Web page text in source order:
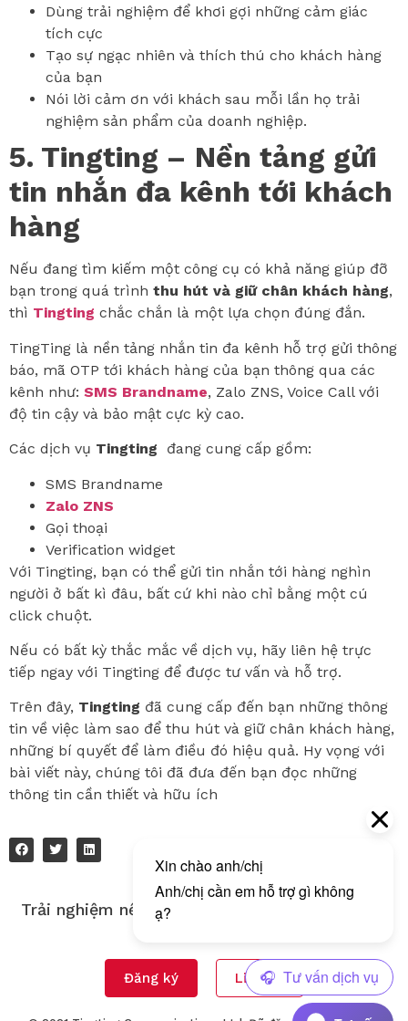
Dùng trải nghiệm để khơi gợi những cảm giác
tích cực
Tạo sự ngạc nhiên và thích thú cho khách hàng
của bạn
Nói lời cảm ơn với khách sau mỗi lần họ trải
nghiệm sản phẩm của doanh nghiệp.
5. Tingting – Nền tảng gửi
tin nhắn đa kênh tới khách
hàng
Nếu đang tìm kiếm một công cụ có khả năng giúp đỡ
bạn trong quá trình thu hút và giữ chân khách hàng,
thì Tingting chắc chắn là một lựa chọn đúng đắn.
TingTing là nền tảng nhắn tin đa kênh hỗ trợ gửi thông
báo, mã OTP tới khách hàng của bạn thông qua các
kênh như: SMS Brandname, Zalo ZNS, Voice Call với
độ tin cậy và bảo mật cực kỳ cao.
Các dịch vụ Tingting đang cung cấp gồm:
SMS Brandname
Zalo ZNS
Gọi thoại
Verification widget
Với Tingting, bạn có thể gửi tin nhắn tới hàng nghìn
người ở bất kì đâu, bất cứ khi nào chỉ bằng một cú
click chuột.
Nếu có bất kỳ thắc mắc về dịch vụ, hãy liên hệ trực
tiếp ngay với Tingting để được tư vấn và hỗ trợ.
Trên đây, Tingting đã cung cấp đến bạn những thông
tin về việc làm sao để thu hút và giữ chân khách hàng,
những bí quyết để làm điều đó hiệu quả. Hy vọng với
bài viết này, chúng tôi đã đưa đến bạn đọc những
thông tin cần thiết và hữu ích
Trải nghiệm nền tảng gửi tin nhắn đa kênh của
Đăng ký Liên hệ